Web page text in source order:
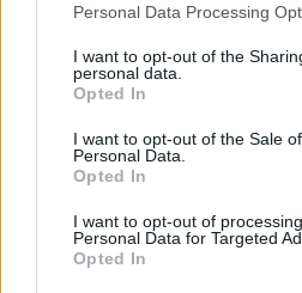
Personal Data Processing
I want to opt-out of the
personal data.
Opted In
I want to opt-out of the Sale
Personal Data.
Opted In
I want to opt-out of
Personal Data for Targeted
Opted In
New York RB - FC
RANKING POR
DAZN
Eurosport 1
Eurosport 2
28